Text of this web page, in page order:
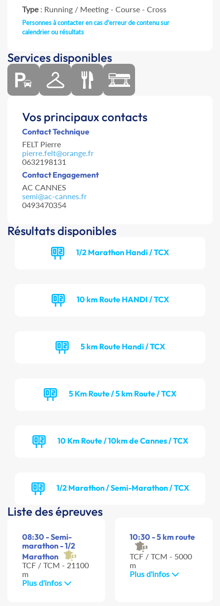
Type: Running / Meeting - Course - Cross
Personnes à contacter en cas d'erreur de contenu sur
calendrier ou résultats
Services disponibles
Vos principaux contacts
Contact Technique
FELT Pierre
pierre.felt@orange.fr
0632198131
Contact Engagement
AC CANNES
semi@ac-cannes.fr
0493470354
Résultats disponibles
1/2 Marathon Handi / TCX
10 km Route HANDI / TCX
5 km Route Handi / TCX
5 Km Route / 5 km Route / TCX
10 Km Route / 10km de Cannes / TCX
1/2 Marathon / Semi-Marathon / TCX
Liste des épreuves
08:30 - Semi-
marathon - 1/2
Marathon
TCF / TCM - 21100
m
Plus d'infos
10:30 - 5 km route
TCF / TCM - 5000
m
Plus d'infos